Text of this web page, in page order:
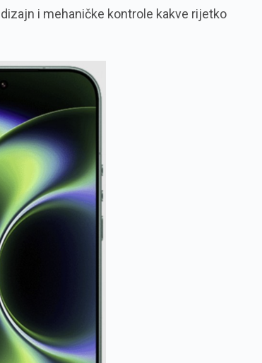
i mehaničke kontrole kakve rijetko